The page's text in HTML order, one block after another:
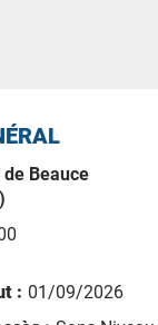
de Beauce
: 01/09/2026